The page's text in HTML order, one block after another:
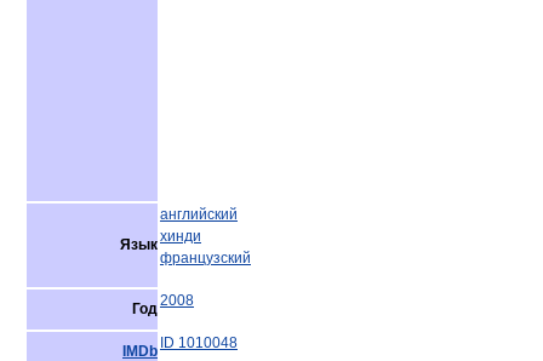
Язык
английский
хинди
французский
Год2008
IMDb ID 1010048